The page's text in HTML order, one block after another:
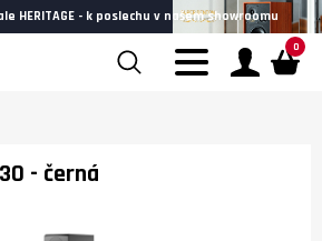
HERITAGE - k poslechu v našem showroomu
0
- černá